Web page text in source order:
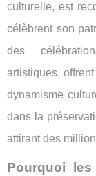
culturelle, est
célèbrent son
des
artistiques,
dynamisme
dans la
attirant des
Pourquoi